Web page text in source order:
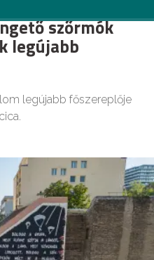
szőrmók
legújabb
legújabb főszereplője